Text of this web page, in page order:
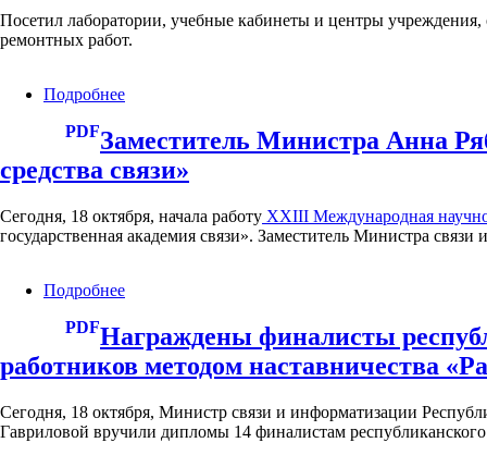
2018
года
Посетил лаборатории, учебные кабинеты и центры
ремонтных работ.
Подробнее
в
работе
республиканской
группы
PDFЗаместитель Министра Анна
средства связи»
Сегодня, 18 октября, начала работу XXIII Международная
государственная академия связи». Заместитель Министра
Подробнее
Министра
Анна
Рябова
Международную
научно-
техническую
PDFНаграждены финалисты
работников методом наставничества
Сегодня, 18 октября, Министр связи и информатизации
Гавриловой вручили дипломы 14 финалистам